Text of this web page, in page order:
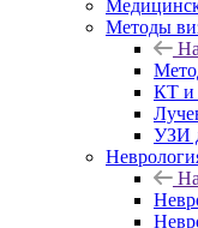
Методы
КТ и
УЗИ